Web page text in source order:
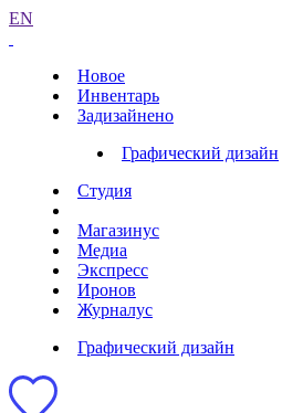
EN
Новое
Инвентарь
Задизайнено
Графический дизайн
Студия
Магазинус
Медиа
Экспресс
Иронов
Журналус
Графический дизайн